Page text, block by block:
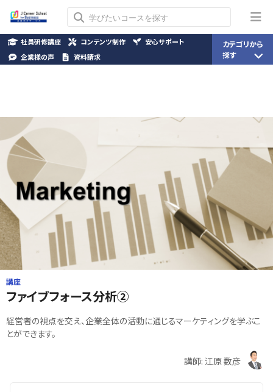
講座
ファイブフォース分析②
経営者の視点を交え、企業全体の活動に通じるマーケティングを学ぶこ
とができます。
講師: 江原 数彦
社員研修講座 コンテンツ制作
安心サポート
企業様の声
資料請求
カテゴリから
探す